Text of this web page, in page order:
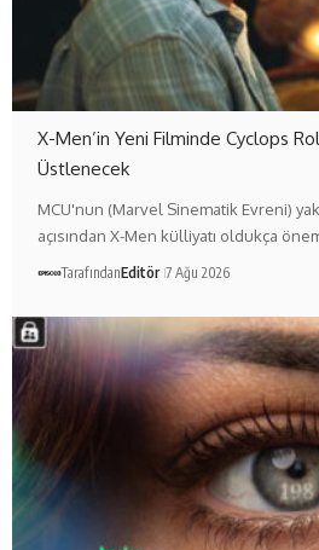
X-Men’in Yeni Filminde Cyclops
Üstlenecek
MCU'nun (Marvel Sinematik Evreni)
açısından X-Men külliyatı oldukça
TarafındanEditör 7 Ağu 2026